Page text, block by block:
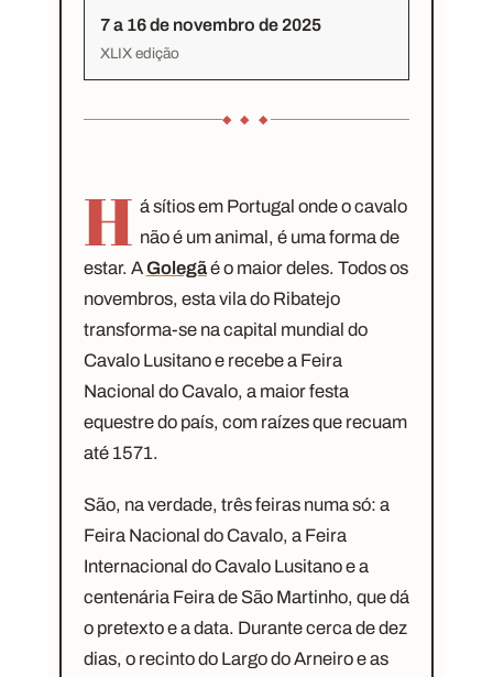
7 a 16 de novembro de 2025
XLIX edição
◆ ◆ ◆
H á sítios em Portugal onde o cavalo
não é um animal, é uma forma de
estar. AGolegãé o maior deles. Todos os
novembros, esta vila do Ribatejo
transforma-se na capital mundial do
Cavalo Lusitano e recebe a Feira
Nacional do Cavalo, a maior festa
equestre do país, com raízes que recuam
até 1571.
São, na verdade, três feiras numa só: a
Feira Nacional do Cavalo, a Feira
Internacional do Cavalo Lusitanoe a
centenária Feira de São Martinho, que dá
o pretexto e a data. Durante cerca de dez
dias, o recinto do Largo do Arneiro e as